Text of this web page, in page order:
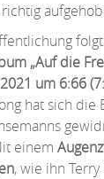
„Auf die
um 6:66
hat sich die
einem
, wie ihn